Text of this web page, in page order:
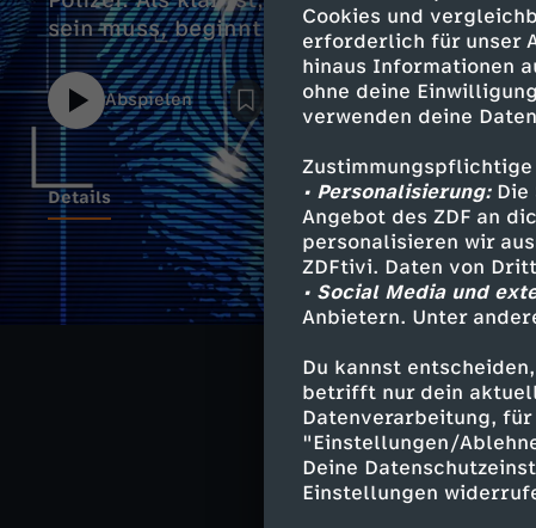
Cookies und
erforderlich für unser
hinaus Informationen
ohne deine
verwenden deine
• Personalisierung:Die
Angebot des ZDF an
personalisieren wir
ZDFtivi. Daten von
• Social Media und
Anbietern. Unter
Du kannst
betrifft nur dein
Datenverarbeitung,
"Einstellungen/
Deine
Einstellungen
Abspielen
Details
Ähnliche
True Crime
Wahre